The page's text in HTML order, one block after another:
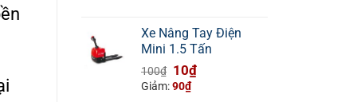
42.000.000₫.
là:
37.000.000₫.
Xe Nâng Tay Điện
Mini 1.5 Tấn
100₫ Giá
gốc
10₫Giá
Giảm:90₫